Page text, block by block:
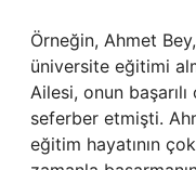
Örneğin, Ahmet
üniversite eğitimi
Ailesi, onun
seferber etmişti.
eğitim hayatının